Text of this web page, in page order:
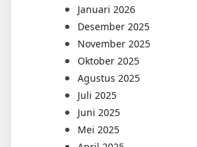
Januari 2026
Desember 2025
November 2025
Oktober 2025
Agustus 2025
Juli 2025
Juni 2025
Mei 2025